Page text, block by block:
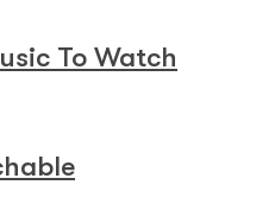
To Watch